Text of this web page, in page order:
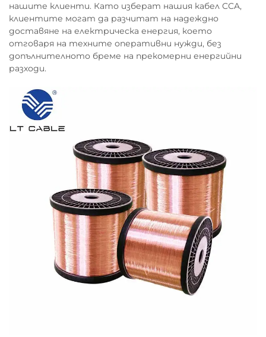
нашите клиенти. Като изберат нашия кабел CCA,
клиентите могат да разчитат на надеждно
доставяне на електрическа енергия, което
отговаря на техните оперативни нужди, без
допълнителното бреме на прекомерни енергийни
разходи.